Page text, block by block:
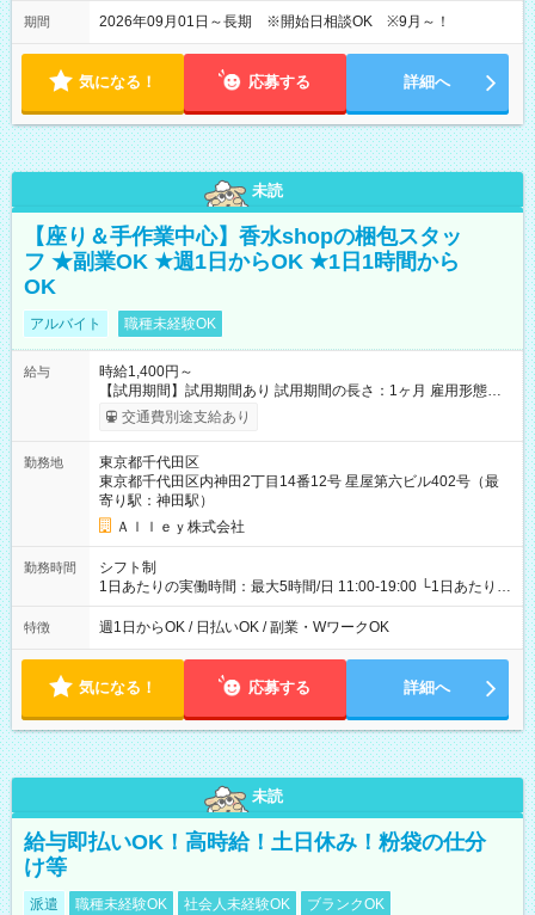
期間 2026年09月01日～長期 ※開始日相談OK ※9月～！
気になる！ 応募する 詳細へ
未読
【座り＆手作業中心】香水shopの梱包スタッ
フ ★副業OK ★週1日からOK ★1日1時間から
OK
アルバイト 職種未経験OK
給与
時給1,400円～
【試用期間】試用期間あり 試用期間の長さ：1ヶ月 雇用形態、
給与は本採用時と同じです。
交通費別途支給あり
勤務地
東京都千代田区
東京都千代田区内神田2丁目14番12号 星屋第六ビル402号（最
寄り駅：神田駅）
Ａｌｌｅｙ株式会社
勤務時間
シフト制
1日あたりの実働時間：最大5時間/日 11:00-19:00 └1日あたりの
実働時間：1-5時間 └上記の時間帯内であれば、いつでも勤務可
能！ └平日・土曜日の中で、お好きな曜日でご勤務いただけま
18:00 などのように、自由な働き方が可能なお仕事です！
特徴 週1日からOK / 日払いOK / 副業・WワークOK
気になる！ 応募する 詳細へ
未読
給与即払いOK！高時給！土日休み！粉袋の仕分
け等
派遣 職種未経験OK 社会人未経験OK
ブランクOK